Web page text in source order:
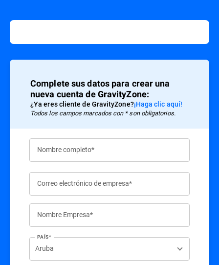
Complete sus datos para crear una
nueva cuenta de GravityZone:
¿Ya eres cliente de GravityZone?¡Haga clic aquí!
Todos los campos marcados con * son obligatorios.
Nombre completo*
Correo electrónico de empresa*
Nombre Empresa*
PAÍS*